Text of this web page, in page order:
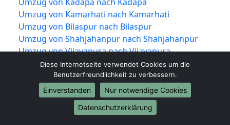
Umzug von Kamarhati nach Kamarhati
Umzug von Bilaspur nach Bilaspur
Umzug von Shahjahanpur nach Shahjahanpur
Umzug von Vijayapura nach Vijayapura
Umzug von Rampur nach Rampur
Umzug von Shivamogga nach Shivamogga
Umzug von Chandrapur nach Chandrapur
Umzug von Junagadh nach Junagadh
Umzug von Thrissur nach Thrissur
Diese Internetseite verwendet Cookies um die
Benutzerfreundlichkeit zu verbessern.
Einverstanden
Nur notwendige Cookies
Datenschutzerklärung